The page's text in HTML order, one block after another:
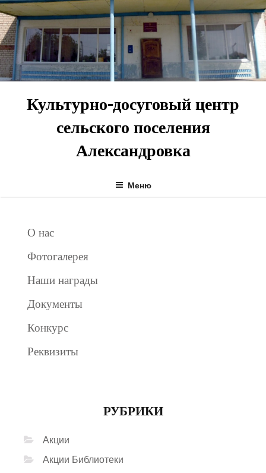
Перейти
к
содержимому
Культурно-досуговый центр
сельского поселения
Александровка
Меню
О нас
Фотогалерея
Наши награды
Документы
Конкурс
Реквизиты
РУБРИКИ
Акции
Акции Библиотеки